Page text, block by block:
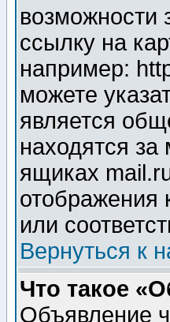
возможности
ссылку на
например:
можете
является
находятся
ящиках
отображения
или
Вернуться к
Что такое
Объявление